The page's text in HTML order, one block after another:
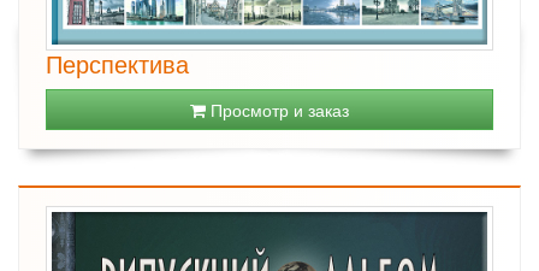
Перспектива
Просмотр и заказ